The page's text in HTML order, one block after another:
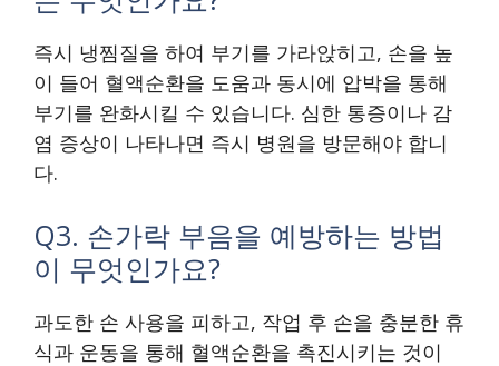
즉시 냉찜질을 하여 부기를 가라앉히고, 손을 높
이 들어 혈액순환을 도움과 동시에 압박을 통해
부기를 완화시킬 수 있습니다. 심한 통증이나 감
염 증상이 나타나면 즉시 병원을 방문해야 합니
다.
Q3. 손가락 부음을 예방하는 방법
이 무엇인가요?
과도한 손 사용을 피하고, 작업 후 손을 충분한 휴
식과 운동을 통해 혈액순환을 촉진시키는 것이